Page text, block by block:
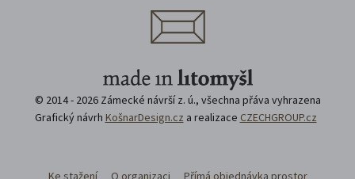
© 2014 - 2026 Zámecké návrší z. ú., všechna přáva vyhrazena
Grafický návrh KošnarDesign.cz a realizace CZECHGROUP.cz
Ke stažení O organizaci Přímá objednávka prostor